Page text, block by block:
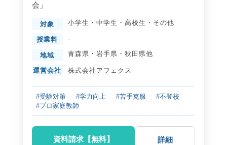
会」
対象 小学生 ・ 中学生 ・ 高校生 ・ その他
授業料 -
地域 青森県 ・ 岩手県 ・ 秋田県他
運営会社 株式会社アフェクス
#受験対策 #学力向上 #苦手克服
#不登校
#プロ家庭教師
資料請求【無料】 詳細